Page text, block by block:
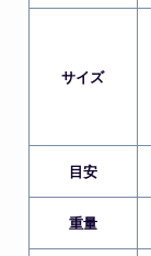
サイズ
目安
重量